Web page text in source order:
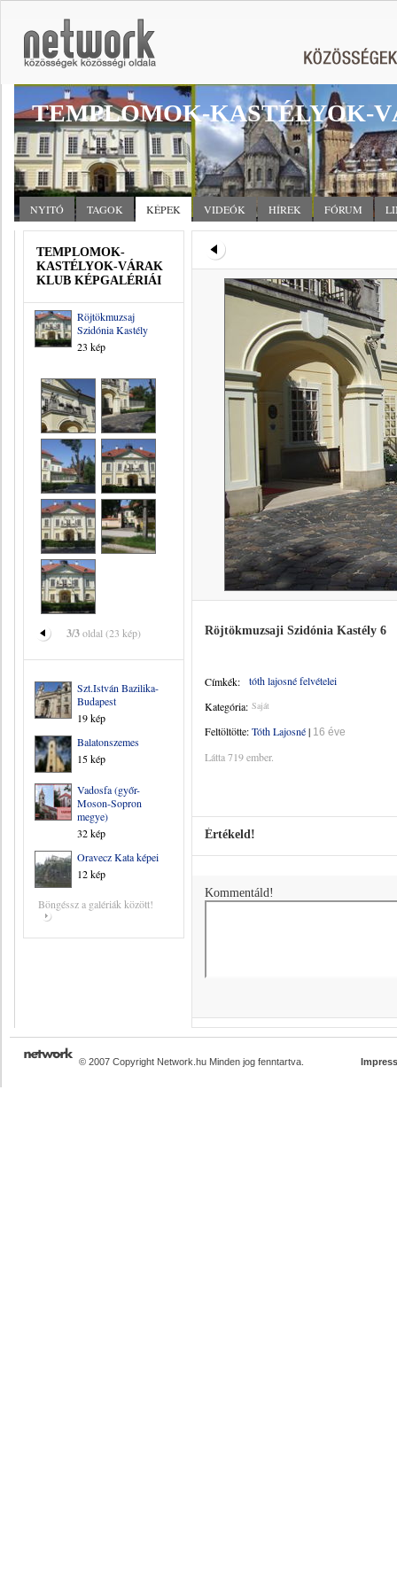
TEMPLOMOK-KASTÉLYOK-
NYITÓ TAGOK KÉPEK VIDEÓK HÍREK FÓRUM
TEMPLOMOK-
KASTÉLYOK-VÁRAK
KLUB KÉPGALÉRIÁI
Röjtökmuzsaj
Szidónia Kastély
23 kép
3/3oldal (23 kép)
Szt.István Bazilika-
Budapest
19 kép
Balatonszemes
15 kép
Vadosfa (győr-
Moson-Sopron
megye)
32 kép
Oravecz Kata képei
12 kép
Böngéssz a galériák között!
Röjtökmuzsaji Szidónia Kastély 6
Címkék:
tóth lajosné felvételei
Kategória: Saját
Feltöltötte:Tóth Lajosné| 16 éve
Látta 719 ember.
Értékeld!
Kommentáld!
© 2007 Copyright Network.hu Minden jog fenntartva.